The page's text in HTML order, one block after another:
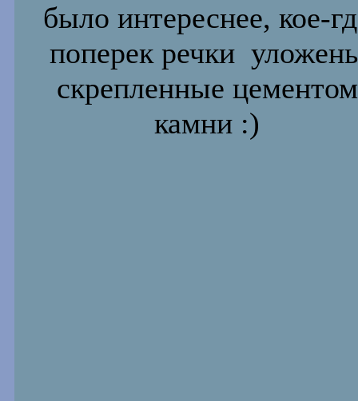
было интереснее, кое-
поперек речки
скрепленные цементом
камни :)